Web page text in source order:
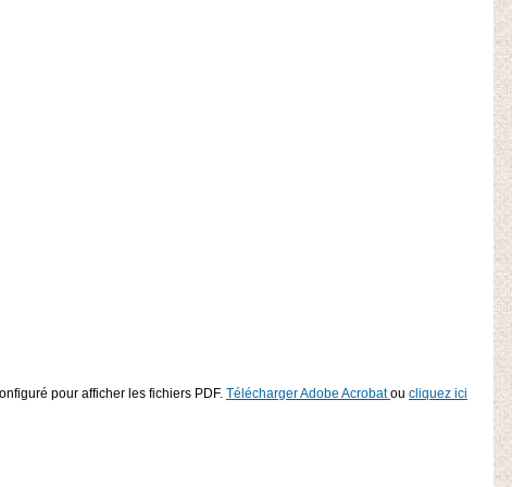
pour afficher les fichiers PDF. Télécharger Adobe Acrobatou cliquez ici